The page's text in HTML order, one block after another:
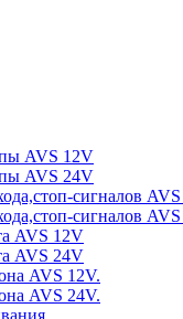
AVS 12V
AVS 24V
сигналов
сигналов
AVS 12V
AVS 24V
AVS 12V.
AVS 24V.